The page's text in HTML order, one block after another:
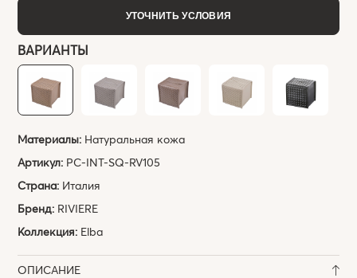
УТОЧНИТЬ УСЛОВИЯ
ВАРИАНТЫ
Материалы: Натуральная кожа
Артикул: PC-INT-SQ-RV105
Страна: Италия
Бренд: RIVIERE
Коллекция: Elba
ОПИСАНИЕ